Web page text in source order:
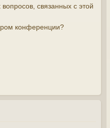
связанных с этой
конференции?